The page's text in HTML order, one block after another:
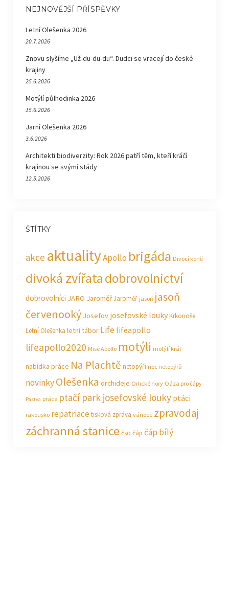
NEJNOVĚJŠÍ PŘÍSPĚVKY
Letní Olešenka 2026
20.7.2026
Znovu slyšíme „Už-du-du-du“. Dudci se vracejí do české
krajiny
25.6.2026
Motýlí půlhodinka 2026
15.6.2026
Jarní Olešenka 2026
3.6.2026
Architekti biodiverzity: Rok 2026 patří těm, kteří kráčí
krajinou se svými stády
12.5.2026
ŠTÍTKY
akce aktualityApollo brigáda Divocí koně
divoká zvířatadobrovolnictví
dobrovolníci JARO JaroměřJaroměř jasoň jasoň
červenooký Josefov josefovské loukyKrkonoše
Letní Olešenka letní tábor Life lifeapollo
lifeapollo2020 Mise Apollo motýli motýlí král
nabídka práce Na Plachtě netopýři noc netopýrů
novinkyOlešenka orchideje Orlické hory Oáza pro čápy
Pastva práce ptačí park josefovské louky ptáci
rakousko repatriacetisková zpráva vánoce zpravodaj
záchranná stanice čso čáp čáp bílý